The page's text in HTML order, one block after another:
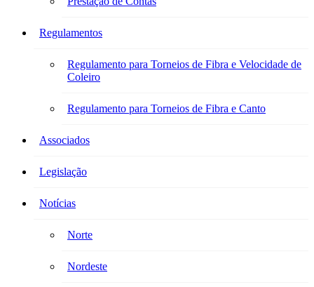
Regulamentos
Regulamento para Torneios de Fibra e Velocidade de
Coleiro
Regulamento para Torneios de Fibra e Canto
Associados
Legislação
Notícias
Norte
Nordeste